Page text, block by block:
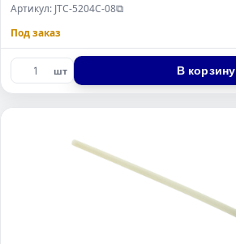
Артикул: JTC-5204C-08⧉
Под заказ
шт В корзину